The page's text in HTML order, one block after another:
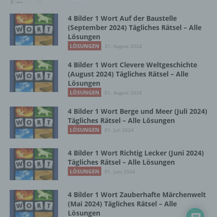
4 Bilder 1 Wort Auf der Baustelle
(September 2024) Tägliches Rätsel – Alle
Lösungen
LÖSUNGEN 31. August 2024
4 Bilder 1 Wort Clevere Weltgeschichte
(August 2024) Tägliches Rätsel – Alle
Lösungen
LÖSUNGEN 01. August 2024
4 Bilder 1 Wort Berge und Meer (Juli 2024)
Tägliches Rätsel – Alle Lösungen
LÖSUNGEN 01. Juli 2024
4 Bilder 1 Wort Richtig Lecker (Juni 2024)
Tägliches Rätsel – Alle Lösungen
LÖSUNGEN 01. Juni 2024
4 Bilder 1 Wort Zauberhafte Märchenwelt
(Mai 2024) Tägliches Rätsel – Alle
Lösungen
Daten wie das Erheben, das Erfassen, die
Organisation, das Ordnen, die Speicherung,
die Anpassung oder Veränderung, das
Auslesen, das Abfragen, die Verwendung,
Verbreitung oder eine andere Form der
Bereitstellung, den Abgleich oder die
Verknüpfung, die Einschränkung, das
Löschen oder die Vernichtung.
d) Einschränkung der Verarbeitung
Einschränkung der Verarbeitung ist die
Markierung gespeicherter
personenbezogener Daten mit dem Ziel, ihre
künftige Verarbeitung einzuschränken.
e) Profiling